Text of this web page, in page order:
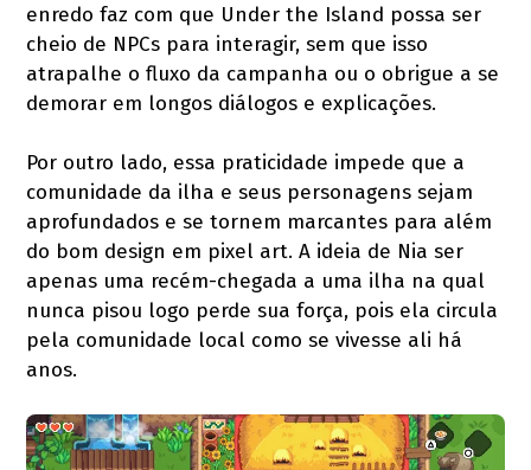
enredo faz com que Under the Island possa ser
cheio de NPCs para interagir, sem que isso
atrapalhe o fluxo da campanha ou o obrigue a se
demorar em longos diálogos e explicações.
Por outro lado, essa praticidade impede que a
comunidade da ilha e seus personagens sejam
aprofundados e se tornem marcantes para além
do bom design em pixel art. A ideia de Nia ser
apenas uma recém-chegada a uma ilha na qual
nunca pisou logo perde sua força, pois ela circula
pela comunidade local como se vivesse ali há
anos.